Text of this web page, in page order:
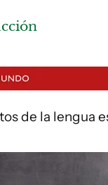
de la lengua